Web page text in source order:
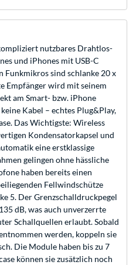
nutzbares Drahtlos-
und iPhones mit USB-C
Funkmikros sind schlanke 20 x
Empfänger wird mit seinem
am Smart- bzw. iPhone
Kabel – echtes Plug&Play,
Das Wichtigste: Wireless
Kondensatorkapsel und
eine erstklassige
gelingen ohne hässliche
haben bereits einen
Fellwindschütze
5. Der Grenzschalldruckpegel
dB, was auch unverzerrte
Schallquellen erlaubt. Sobald
werden, koppeln sie
Die Module haben bis zu 7
können sie zusätzlich noch